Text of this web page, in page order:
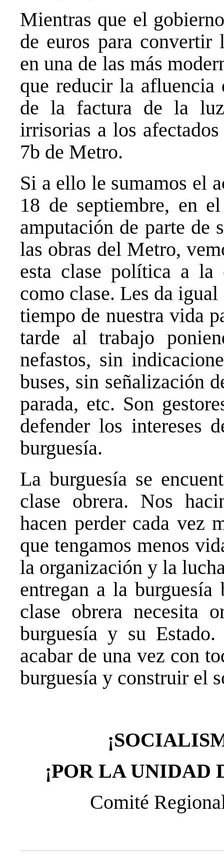
Mientras que el
de euros para convertir
en una de las más
que reducir la afluencia
de la factura de la luz
irrisorias a los
7b de Metro.
Si a ello le sumamos el
18 de septiembre, en
amputación de parte de
las obras del Metro,
esta clase política a
como clase. Les da
tiempo de nuestra vida
tarde al trabajo
nefastos, sin
buses, sin señalización
parada, etc. Son
defender los intereses
burguesía.
La burguesía se
clase obrera. Nos
hacen perder cada vez
que tengamos menos
la organización y la
entregan a la burguesía
clase obrera necesita
burguesía y su
acabar de una vez con
burguesía y construir el
¡POR LA UNIDAD
Comité